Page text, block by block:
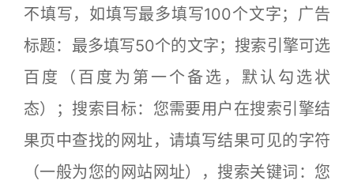
不填写，如填写最多填写100个文字；广告
标题：最多填写50个的文字；搜索引擎可选
百度（百度为第一个备选，默认勾选状
态）；搜索目标：您需要用户在搜索引擎结
果页中查找的网址，请填写结果可见的字符
（一般为您的网站网址），搜索关键词：您